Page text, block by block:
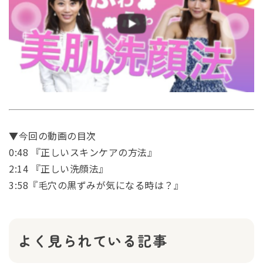
▼今回の動画の目次
0:48 『正しいスキンケアの方法』
2:14 『正しい洗顔法』
3:58『毛穴の黒ずみが気になる時は？』
よく見られている記事